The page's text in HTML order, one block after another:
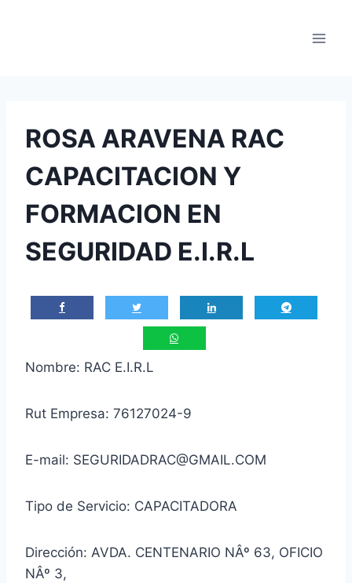
ROSA ARAVENA RAC
CAPACITACION Y
FORMACION EN
SEGURIDAD E.I.R.L
Nombre: RAC E.I.R.L
Rut Empresa: 76127024-9
E-mail: SEGURIDADRAC@GMAIL.COM
Tipo de Servicio: CAPACITADORA
Dirección: AVDA. CENTENARIO NÂº 63, OFICIO
NÂº 3,